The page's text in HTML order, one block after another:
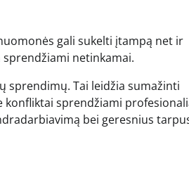
gali sukelti įtampą net ir
netinkamai.
sprendimų. Tai leidžia sumažinti
konfliktai sprendžiami
bei geresnius